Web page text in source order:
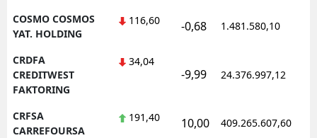
COSMO COSMOS
YAT. HOLDING
116,60 -0,68 1.481.580,10
CRDFA
CREDITWEST
FAKTORING
34,04
-9,99 24.376.997,12
CRFSA
CARREFOURSA
191,40 10,00 409.265.607,60